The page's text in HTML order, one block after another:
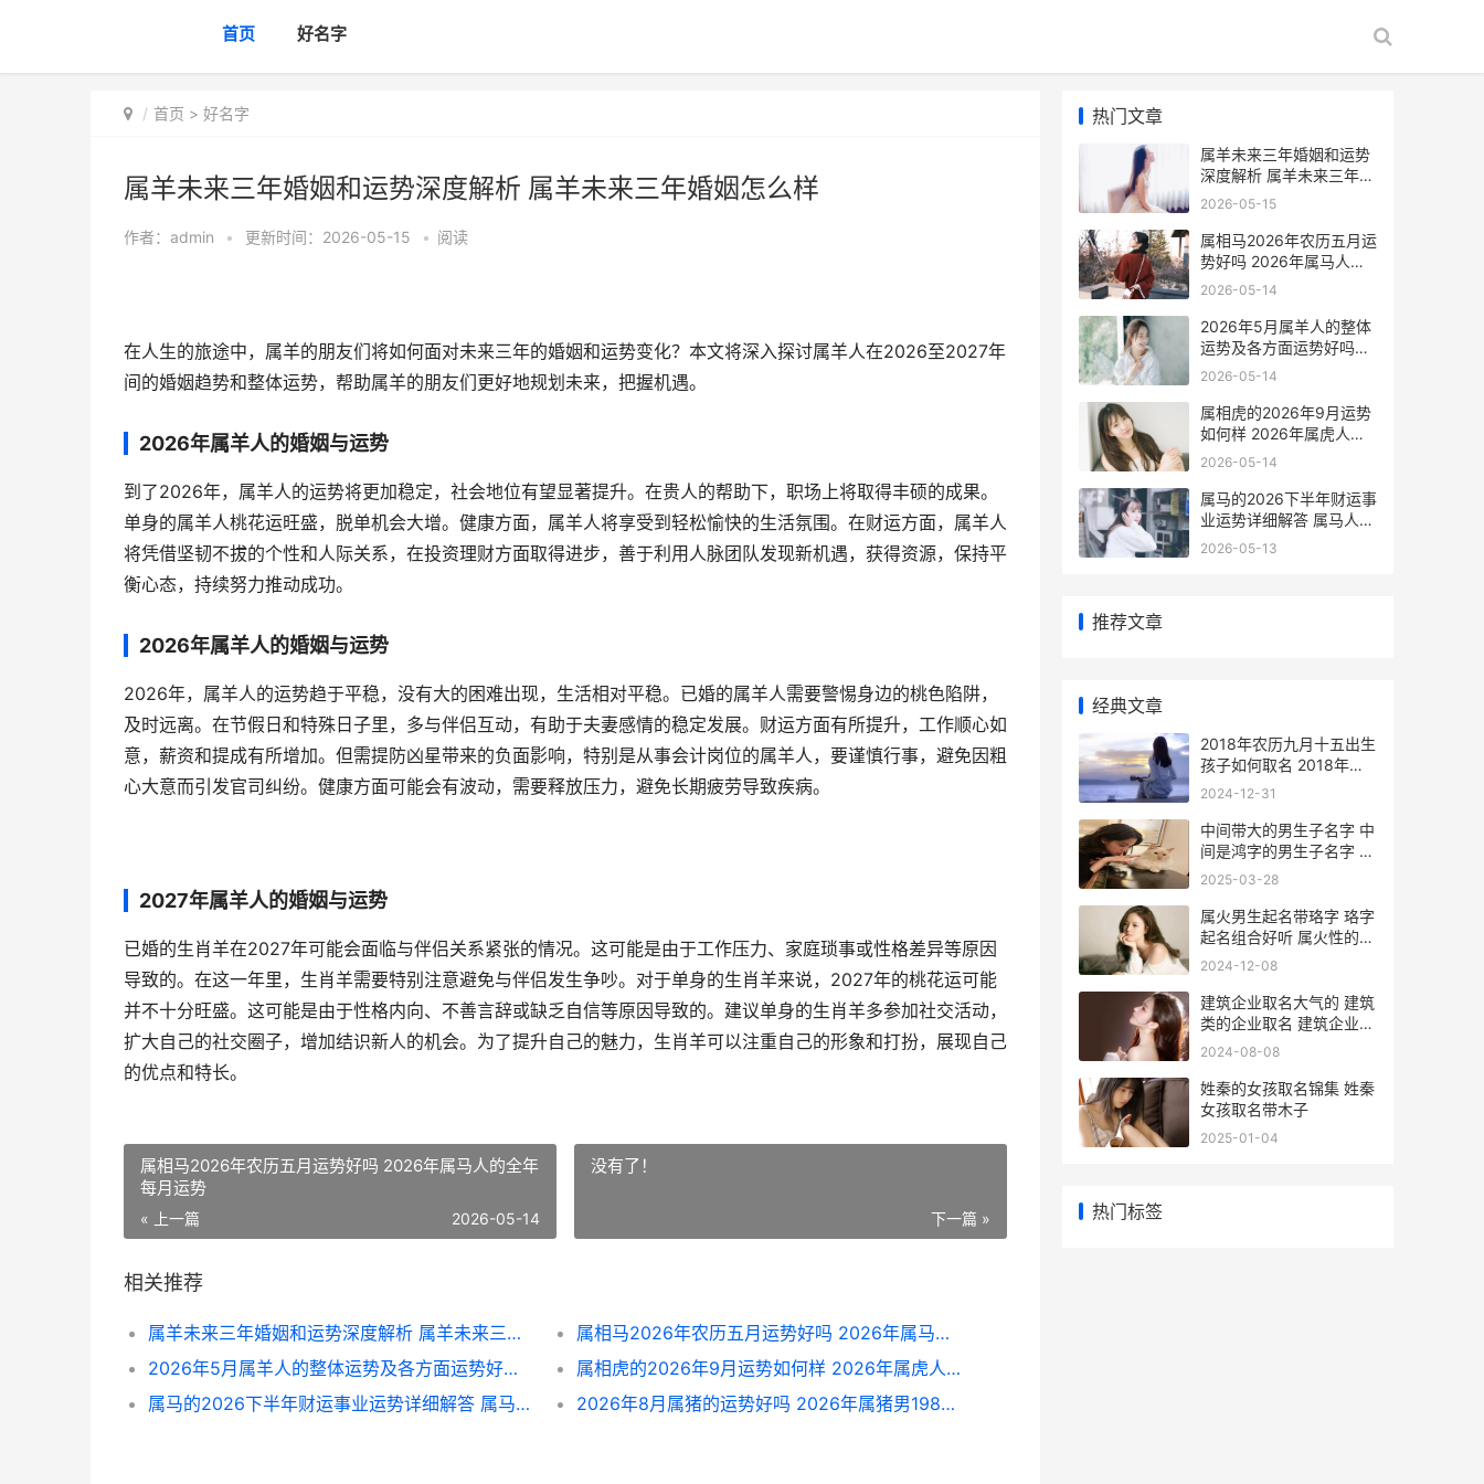
首页 好名字
首页 > 好名字
属羊未来三年婚姻和运势深度解析 属羊未来三年婚姻怎么样
作者： admin • 更新时间：2026-05-15 • 阅读
在人生的旅途中，属羊的朋友们将如何面对未来三年的婚姻和运势变化？本文将深入探讨属羊人在2026至2027年
间的婚姻趋势和整体运势，帮助属羊的朋友们更好地规划未来，把握机遇。
2026年属羊人的婚姻与运势
到了2026年，属羊人的运势将更加稳定，社会地位有望显著提升。在贵人的帮助下，职场上将取得丰硕的成果。
单身的属羊人桃花运旺盛，脱单机会大增。健康方面，属羊人将享受到轻松愉快的生活氛围。在财运方面，属羊人
将凭借坚韧不拔的个性和人际关系，在投资理财方面取得进步，善于利用人脉团队发现新机遇，获得资源，保持平
衡心态，持续努力推动成功。
2026年属羊人的婚姻与运势
2026年，属羊人的运势趋于平稳，没有大的困难出现，生活相对平稳。已婚的属羊人需要警惕身边的桃色陷阱，
及时远离。在节假日和特殊日子里，多与伴侣互动，有助于夫妻感情的稳定发展。财运方面有所提升，工作顺心如
意，薪资和提成有所增加。但需提防凶星带来的负面影响，特别是从事会计岗位的属羊人，要谨慎行事，避免因粗
心大意而引发官司纠纷。健康方面可能会有波动，需要释放压力，避免长期疲劳导致疾病。
2027年属羊人的婚姻与运势
已婚的生肖羊在2027年可能会面临与伴侣关系紧张的情况。这可能是由于工作压力、家庭琐事或性格差异等原因
导致的。在这一年里，生肖羊需要特别注意避免与伴侣发生争吵。对于单身的生肖羊来说，2027年的桃花运可能
并不十分旺盛。这可能是由于性格内向、不善言辞或缺乏自信等原因导致的。建议单身的生肖羊多参加社交活动，
扩大自己的社交圈子，增加结识新人的机会。为了提升自己的魅力，生肖羊可以注重自己的形象和打扮，展现自己
的优点和特长。
属相马2026年农历五月运势好吗 2026年属马人的全年
每月运势
« 上一篇 2026-05-14
没有了！
下一篇 »
相关推荐
属羊未来三年婚姻和运势深度解析 属羊未来三年婚姻怎么样
属相马2026年农历五月运势好吗 2026年属马人的全年每月运势
2026年5月属羊人的整体运势及各方面运势好吗 2026年生肖羊
属相虎的2026年9月运势如何样 2026年属虎人的全年运势详解
属马的2026下半年财运事业运势详细解答 属马人在2026年运势
2026年8月属猪的运势好吗 2026年属猪男1983全年运势
热门文章
属羊未来三年婚姻和运势
深度解析 属羊未来三年婚
姻怎么样
2026-05-15
属相马2026年农历五月运
势好吗 2026年属马人的
全年每月运势
2026-05-14
2026年5月属羊人的整体
运势及各方面运势好吗
2026年生肖羊
2026-05-14
属相虎的2026年9月运势
如何样 2026年属虎人的
全年运势详解
2026-05-14
属马的2026下半年财运事
业运势详细解答 属马人在
2026年运势
2026-05-13
推荐文章
经典文章
2018年农历九月十五出生
孩子如何取名 2018年农
历九月二十二出生的男孩
2024-12-31
中间带大的男生子名字 中
间是鸿字的男生子名字 中
间带大字
2025-03-28
属火男生起名带珞字 珞字
起名组合好听 属火性的男
孩名字
2024-12-08
建筑企业取名大气的 建筑
类的企业取名 建筑企业取
名大全及寓意
2024-08-08
姓秦的女孩取名锦集 姓秦
女孩取名带木子
2025-01-04
热门标签